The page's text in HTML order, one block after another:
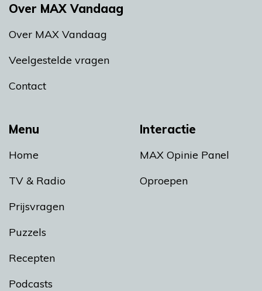
Menu
Home
TV & Radio
Prijsvragen
Puzzels
Recepten
Podcasts
Interactie
MAX Opinie Panel
Oproepen
Over MAX Vandaag
Over MAX Vandaag
Veelgestelde vragen
Contact